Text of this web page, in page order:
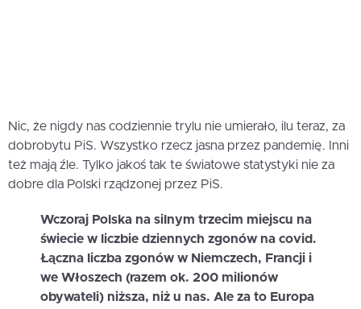
Nic, że nigdy nas codziennie trylu nie umierało, ilu teraz, za
dobrobytu PiS. Wszystko rzecz jasna przez pandemię. Inni
też mają źle. Tylko jakoś tak te światowe statystyki nie za
dobre dla Polski rządzonej przez PiS.
Wczoraj Polska na silnym trzecim miejscu na
świecie w liczbie dziennych zgonów na covid.
Łączna liczba zgonów w Niemczech, Francji i
we Włoszech (razem ok. 200 milionów
obywateli) niższa, niż u nas. Ale za to Europa